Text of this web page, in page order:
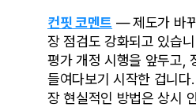
컨핏 코멘트 — 제도가 바
장 점검도 강화되고 있습
평가 개정 시행을 앞두고,
들여다보기 시작한 겁니
장 현실적인 방법은 상시